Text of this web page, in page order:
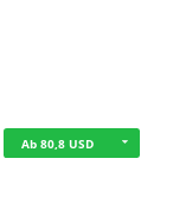
Ab 80,8 USD